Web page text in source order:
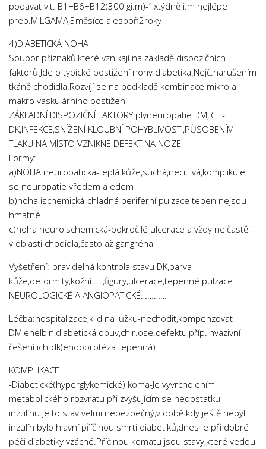
podávat vit. B1+B6+B12(300 gi.m)-1xtýdně i.m nejlépe
prep.MILGAMA,3měsíce alespoň2roky
4)DIABETICKÁ NOHA
Soubor příznaků,které vznikají na základě dispozičních
faktorů.Jde o typické postižení nohy diabetika.Nejč.narušením
tkáně chodidla.Rozvíjí se na podkladě kombinace mikro a
makro vaskulárního postižení
ZÁKLADNÍ DISPOZIČNÍ FAKTORY:plyneuropatie DM,ICH-
DK,INFEKCE,SNÍŽENÍ KLOUBNÍ POHYBLIVOSTI,PŮSOBENÍM
TLAKU NA MÍSTO VZNIKNE DEFEKT NA NOZE
Formy:
a)NOHA neuropatická-teplá kůže,suchá,necitlivá,komplikuje
se neuropatie vředem a edem
b)noha ischemická-chladná periferní pulzace tepen nejsou
hmatné
c)noha neuroischemická-pokročilé ulcerace a vždy nejčastěji
v oblasti chodidla,často až gangréna
Vyšetření:-pravidelná kontrola stavu DK,barva
kůže,deformity,kožní…..,figury,ulcerace,tepenné pulzace
NEUROLOGICKÉ A ANGIOPATICKÉ…………
Léčba:hospitalizace,klid na lůžku-nechodit,kompenzovat
DM,enelbin,diabetická obuv,chir.ose.defektu,příp.invazivní
řešení ich-dk(endoprotéza tepenná)
KOMPLIKACE
-Diabetické(hyperglykemické) koma-Je vyvrcholením
metabolického rozvratu při zvyšujícím se nedostatku
inzulínu.je to stav velmi nebezpečný,v době kdy ještě nebyl
inzulín bylo hlavní příčinou smrti diabetiků,dnes je při dobré
péči diabetiky vzácné.Příčinou komatu jsou stavy,které vedou